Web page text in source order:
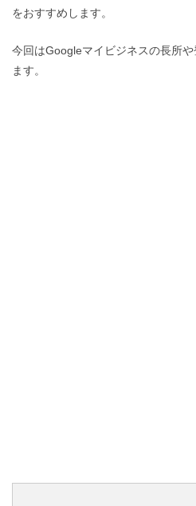
をおすすめします。
今回はGoogleマイビジネスの長所
ます。